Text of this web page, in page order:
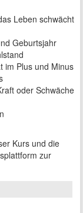
Leben schwächt
Geburtsjahr
im Plus und Minus
oder Schwäche
Kurs und die
zur